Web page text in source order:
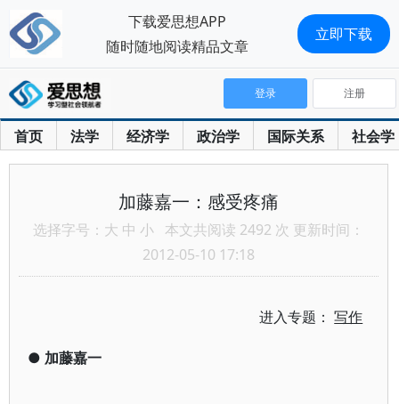
首页 法学 经济学 政治学 国际关系 社会学
登录 注册
加藤嘉一：感受疼痛
选择字号： 大 中 小 本文共阅读 2492 次 更新时间：
2012-05-10 17:18
进入专题：写作
● 加藤嘉一
下载爱思想APP
随时随地阅读精品文章
立即下载